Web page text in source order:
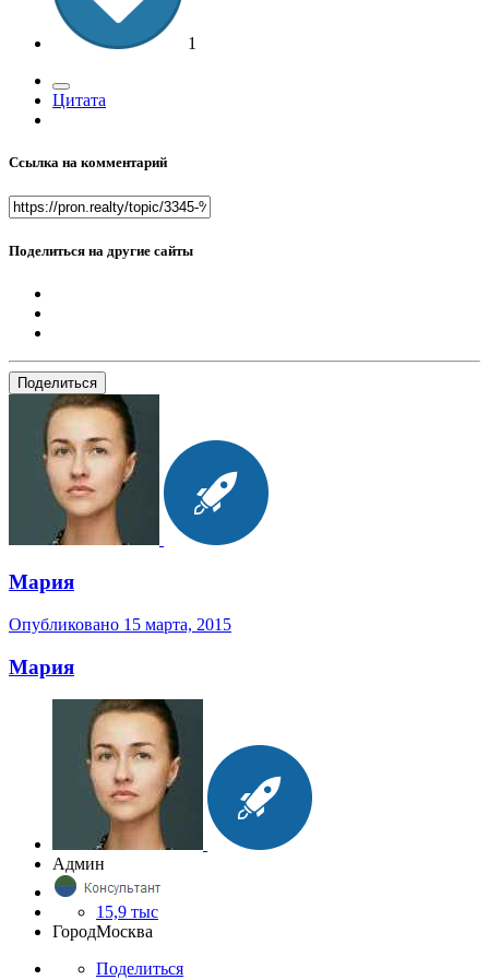
1
Цитата
Ссылка на комментарий
Поделиться на другие сайты
Поделиться
Мария
Опубликовано 15 марта, 2015
Мария
Админ
15,9 тыс
ГородМосква
Поделиться